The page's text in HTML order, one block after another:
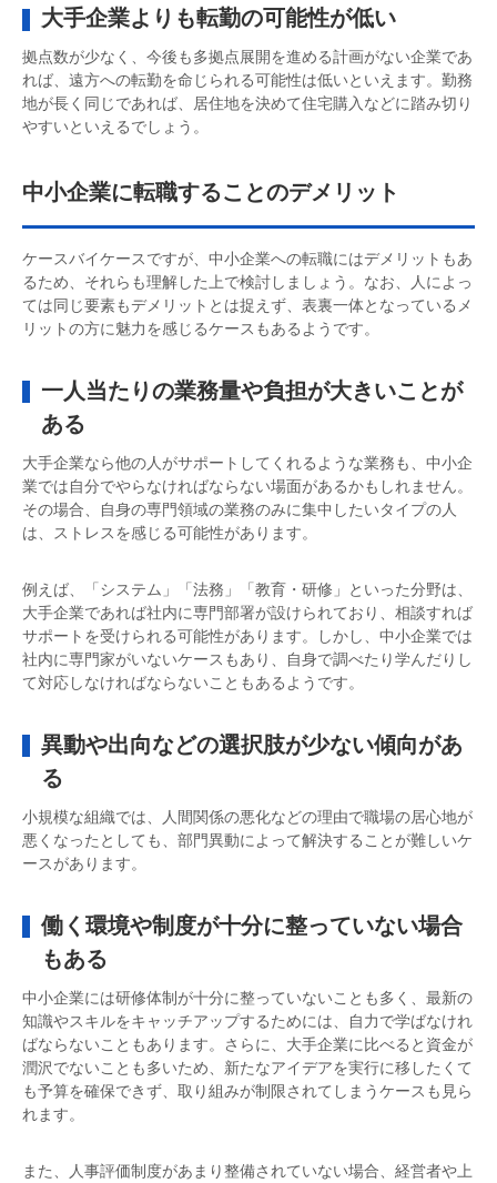
大手企業よりも転勤の可能性が低い
拠点数が少なく、今後も多拠点展開を進める計画がない企業であ
れば、遠方への転勤を命じられる可能性は低いといえます。勤務
地が長く同じであれば、居住地を決めて住宅購入などに踏み切り
やすいといえるでしょう。
中小企業に転職することのデメリット
ケースバイケースですが、中小企業への転職にはデメリットもあ
るため、それらも理解した上で検討しましょう。なお、人によっ
ては同じ要素もデメリットとは捉えず、表裏一体となっているメ
リットの方に魅力を感じるケースもあるようです。
一人当たりの業務量や負担が大きいことが
ある
大手企業なら他の人がサポートしてくれるような業務も、中小企
業では自分でやらなければならない場面があるかもしれません。
その場合、自身の専門領域の業務のみに集中したいタイプの人
は、ストレスを感じる可能性があります。
例えば、「システム」「法務」「教育・研修」といった分野は、
大手企業であれば社内に専門部署が設けられており、相談すれば
サポートを受けられる可能性があります。しかし、中小企業では
社内に専門家がいないケースもあり、自身で調べたり学んだりし
て対応しなければならないこともあるようです。
異動や出向などの選択肢が少ない傾向があ
る
小規模な組織では、人間関係の悪化などの理由で職場の居心地が
悪くなったとしても、部門異動によって解決することが難しいケ
ースがあります。
働く環境や制度が十分に整っていない場合
もある
中小企業には研修体制が十分に整っていないことも多く、最新の
知識やスキルをキャッチアップするためには、自力で学ばなけれ
ばならないこともあります。さらに、大手企業に比べると資金が
潤沢でないことも多いため、新たなアイデアを実行に移したくて
も予算を確保できず、取り組みが制限されてしまうケースも見ら
れます。
また、人事評価制度があまり整備されていない場合、経営者や上